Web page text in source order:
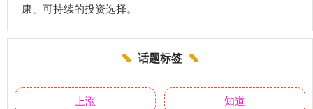
康、可持续的投资选择。
话题标签
上涨 知道